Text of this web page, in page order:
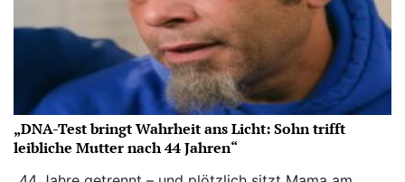
„DNA-Test bringt Wahrheit ans Licht: Sohn trifft
leibliche Mutter nach 44 Jahren“